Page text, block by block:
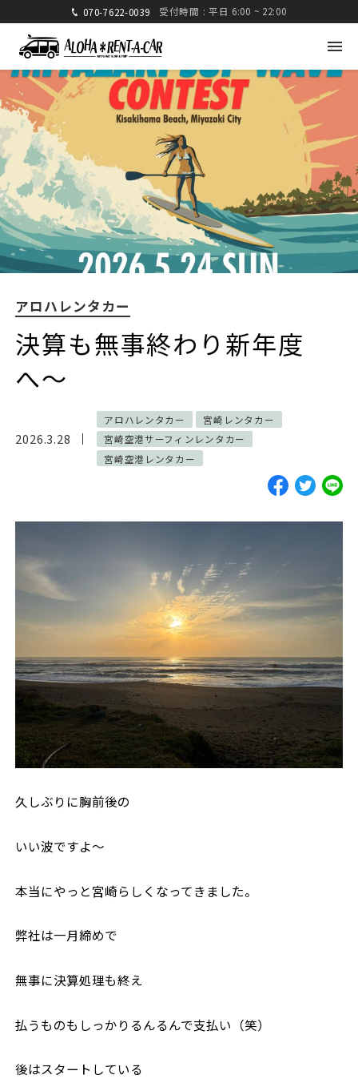
070-7622-0039 受付時間 : 平日 6:00 ~ 22:00
アロハレンタカー
決算も無事終わり新年度
へ〜
2026.3.28
アロハレンタカー
宮崎レンタカー
宮崎空港サーフィンレンタカー
宮崎空港レンタカー
久しぶりに胸前後の
いい波ですよ〜
本当にやっと宮崎らしくなってきました。
弊社は一月締めで
無事に決算処理も終え
払うものもしっかりるんるんで支払い（笑）
後はスタートしている
アロハレンタカー
〒880-0824 宮崎県宮崎市大島町高崎416-1
九州運輸局宮崎運輸支局 認可 第285号
TEL: 070-7622-0039
FAX: 0985-25-2832
車種・料金
お電話で問い合わせ
写真サービス
よくあるご質問
INFORMATION
ブログ プライバシーポリシー
SNS